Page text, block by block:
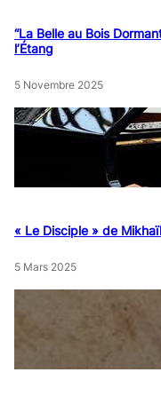
“La Belle au Bois
l’Étang
5 Novembre 2025
« Le Disciple » de
5 Mars 2025